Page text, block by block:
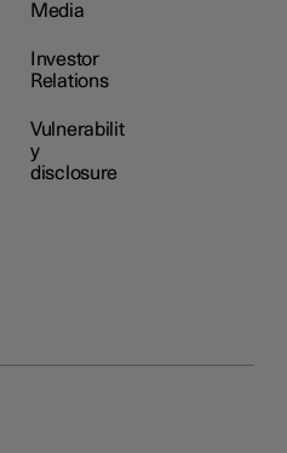
Media
Investor
Relations
Vulnerabilit
y
disclosure